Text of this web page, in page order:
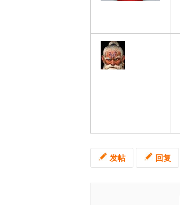
发帖 回复